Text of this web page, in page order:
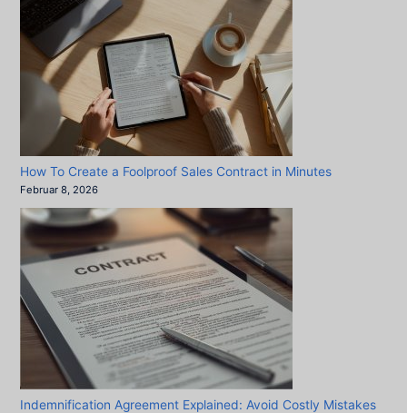
How To Create a Foolproof Sales Contract in Minutes
Februar 8, 2026
Indemnification Agreement Explained: Avoid Costly Mistakes